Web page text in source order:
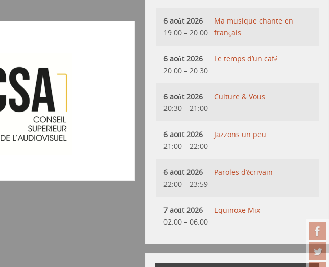
6 août 2026
19:00 – 20:00
Ma musique chante en
français
6 août 2026
20:00 – 20:30
Le temps d’un café
6 août 2026
20:30 – 21:00
Culture & Vous
6 août 2026
21:00 – 22:00
Jazzons un peu
6 août 2026
22:00 – 23:59
Paroles d’écrivain
7 août 2026
02:00 – 06:00
Equinoxe Mix